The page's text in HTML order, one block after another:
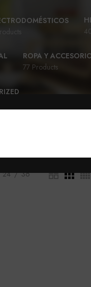
ROPA Y
77 Products
24 36